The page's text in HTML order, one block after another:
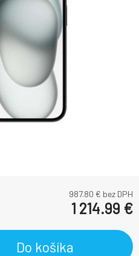
987.80 € bez DPH
1 214.99 €
Do košíka